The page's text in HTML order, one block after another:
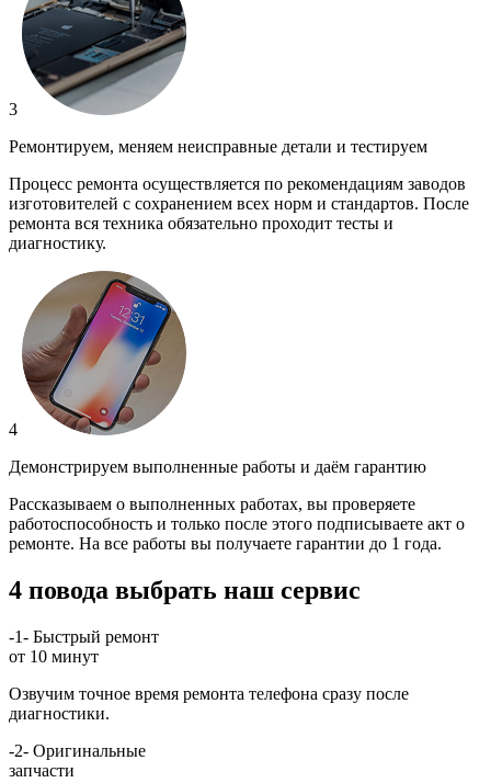
3
Ремонтируем, меняем неисправные детали и тестируем
Процесс ремонта осуществляется по рекомендациям заводов
изготовителей с сохранением всех норм и стандартов. После
ремонта вся техника обязательно проходит тесты и
диагностику.
4
Демонстрируем выполненные работы и даём гарантию
Рассказываем о выполненных работах, вы проверяете
работоспособность и только после этого подписываете акт о
ремонте. На все работы вы получаете гарантии до 1 года.
4 повода выбрать наш сервис
-1- Быстрый ремонт
от 10 минут
Озвучим точное время ремонта телефона сразу после
диагностики.
-2- Оригинальные
запчасти